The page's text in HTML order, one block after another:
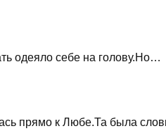
одеяло себе на голову.Но…
прямо к Любе.Та была